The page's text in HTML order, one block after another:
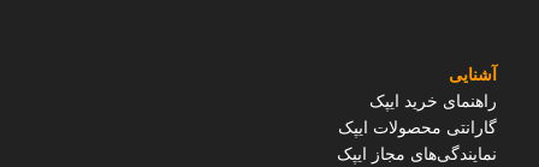
آشنایی
راهنمای خرید ایپک
گارانتی محصولات ایپک
نمایندگی‌های مجاز ایپک